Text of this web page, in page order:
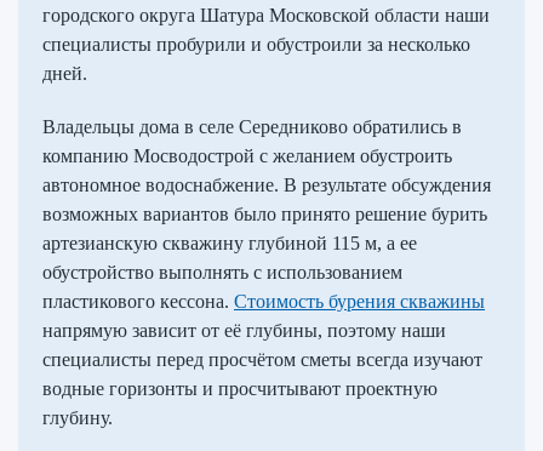
городского округа Шатура Московской области наши
специалисты пробурили и обустроили за несколько
дней.
Владельцы дома в селе Середниково обратились в
компанию Мосводострой с желанием обустроить
автономное водоснабжение. В результате обсуждения
возможных вариантов было принято решение бурить
артезианскую скважину глубиной 115 м, а ее
обустройство выполнять с использованием
пластикового кессона. Стоимость бурения скважины
напрямую зависит от её глубины, поэтому наши
специалисты перед просчётом сметы всегда изучают
водные горизонты и просчитывают проектную
глубину.